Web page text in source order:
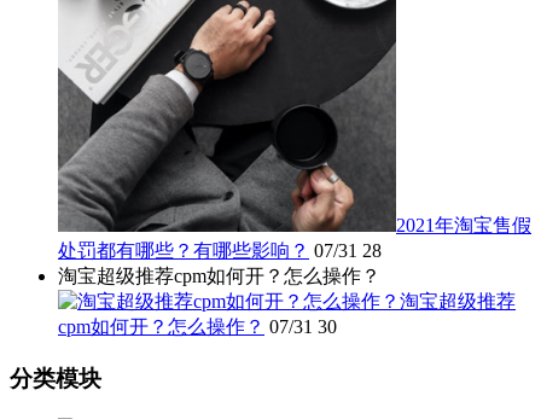
2021年淘宝售假
处罚都有哪些？有哪些影响？ 07/31 28
淘宝超级推荐cpm如何开？怎么操作？
淘宝超级推荐
cpm如何开？怎么操作？ 07/31 30
分类模块